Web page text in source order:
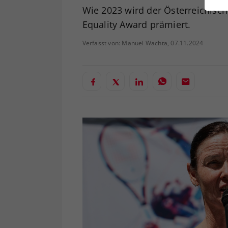
Wie 2023 wird der
Equality Award prämiert.
Verfasst von: Manuel Wachta, 07.11.2024